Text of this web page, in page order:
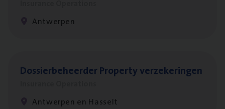
Antwerpen
Dos­sier­be­heer­der Pro­per­ty verzekeringen
Antwerpen en Hasselt